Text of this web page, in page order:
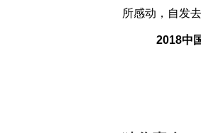
所感动，自发
2018中